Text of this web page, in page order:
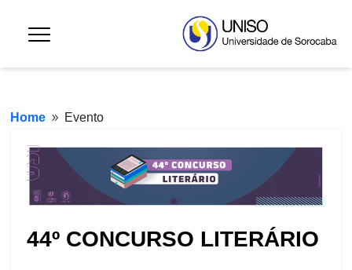
Home 9 Evento
44º CONCURSO LITERÁRIO